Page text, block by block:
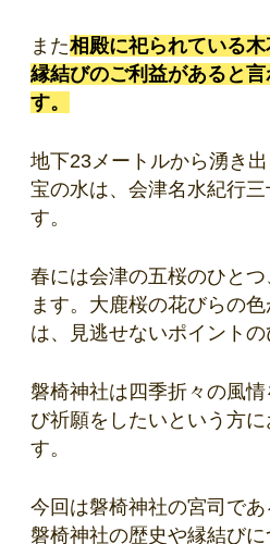
また相殿に祀られている木
縁結びのご利益があると
す。
地下23メートルから湧き
宝の水は、会津名水紀行
す。
春には会津の五桜のひと
ます。大鹿桜の花びらの
は、見逃せないポイントの
磐椅神社は四季折々の風
び祈願をしたいという方
す。
今回は磐椅神社の宮司であ
磐椅神社の歴史や縁結び